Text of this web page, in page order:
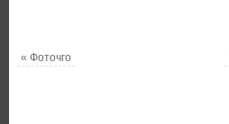
« Фоточго